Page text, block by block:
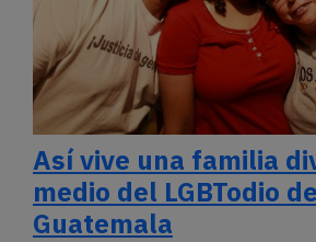
Así vive una familia
medio del LGBTodio de
Guatemala